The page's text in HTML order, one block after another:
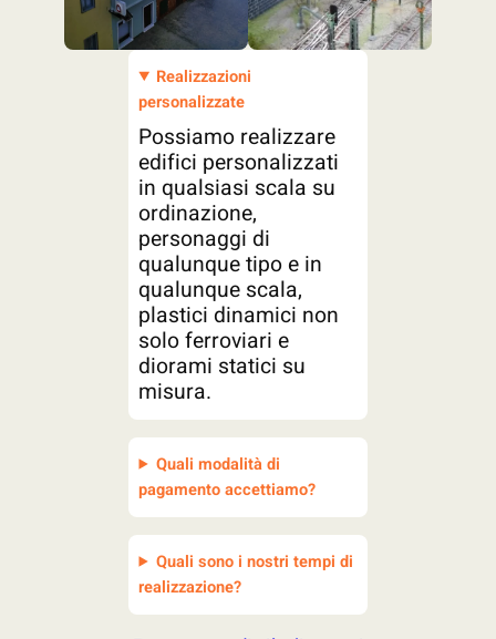
Realizzazioni
personalizzate
Possiamo realizzare
edifici personalizzati
in qualsiasi scala su
ordinazione,
personaggi di
qualunque tipo e in
qualunque scala,
plastici dinamici non
solo ferroviari e
diorami statici su
misura.
Quali modalità di
pagamento accettiamo?
Quali sono i nostri tempi di
realizzazione?